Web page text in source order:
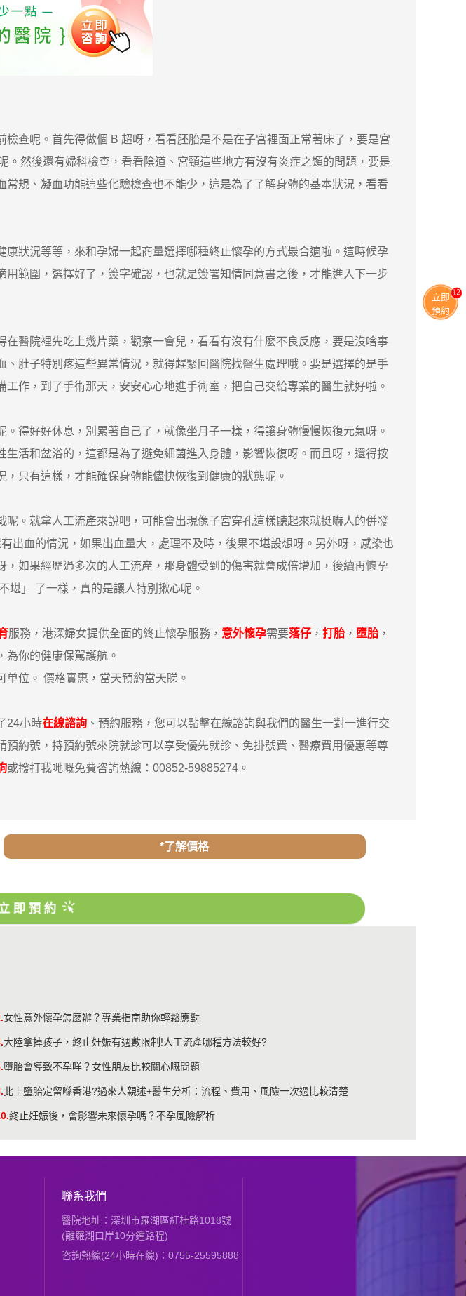
呢。首先得做個 B 超呀，看看胚胎是不是在子宮裡面正常著床了，要是宮
然後還有婦科檢查，看看陰道、宮頸這些地方有沒有炎症之類的問題，要是
規、凝血功能這些化驗檢查也不能少，這是為了了解身體的基本狀況，看看
況等等，來和孕婦一起商量選擇哪種終止懷孕的方式最合適啦。這時候孕
範圍，選擇好了，簽字確認，也就是簽署知情同意書之後，才能進入下一步
院裡先吃上幾片藥，觀察一會兒，看看有沒有什麼不良反應，要是沒啥事
肚子特別疼這些異常情況，就得趕緊回醫院找醫生處理哦。要是選擇的是手
作，到了手術那天，安安心心地進手術室，把自己交給專業的醫生就好啦。
好好休息，別累著自己了，就像坐月子一樣，得讓身體慢慢恢復元氣呀。
活和盆浴的，這都是為了避免細菌進入身體，影響恢復呀。而且呀，還得按
只有這樣，才能確保身體能儘快恢復到健康的狀態呢。
就拿人工流產來說吧，可能會出現像子宮穿孔這樣聽起來就挺嚇人的併發
出血的情況，如果出血量大，處理不及時，後果不堪設想呀。另外呀，感染也
如果經歷過多次的人工流產，那身體受到的傷害就會成倍增加，後續再懷孕
堪」 了一樣，真的是讓人特別揪心呢。
服務，港深婦女提供全面的終止懷孕服務， 意外懷孕需要落仔 ， 打胎 ， 墮胎 ，
為你的健康保駕護航。
位。 價格實惠，當天預約當天睇。
24小時在線諮詢 、預約服務，您可以點擊在線諮詢與我們的醫生一對一進行交
約號，持預約號來院就診可以享受優先就診、免掛號費、醫療費用優惠等尊
或撥打我哋嘅免費咨詢熱線：00852-59885274。
*了解價格
即預約
女性意外懷孕怎麼辦？專業指南助你輕鬆應對
大陸拿掉孩子，終止妊娠有週數限制!人工流產哪種方法較好?
墮胎會導致不孕咩？女性朋友比較關心嘅問題
北上墮胎定留喺香港?過來人親述+醫生分析：流程、費用、風險一次過比較清楚
終止妊娠後，會影響未來懷孕嗎？不孕風險解析
聯系我們
醫院地址：深圳市羅湖區紅桂路1018號
(離羅湖口岸10分鍾路程)
咨詢熱線(24小時在線)：0755-25595888
立即
預約
13